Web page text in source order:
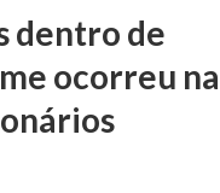
dentro de
ocorreu na